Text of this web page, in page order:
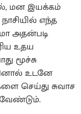
மன இயக்கம்
எந்த
அதன்படி
உதய
மூச்சு
உடனே
செய்து சுவாச